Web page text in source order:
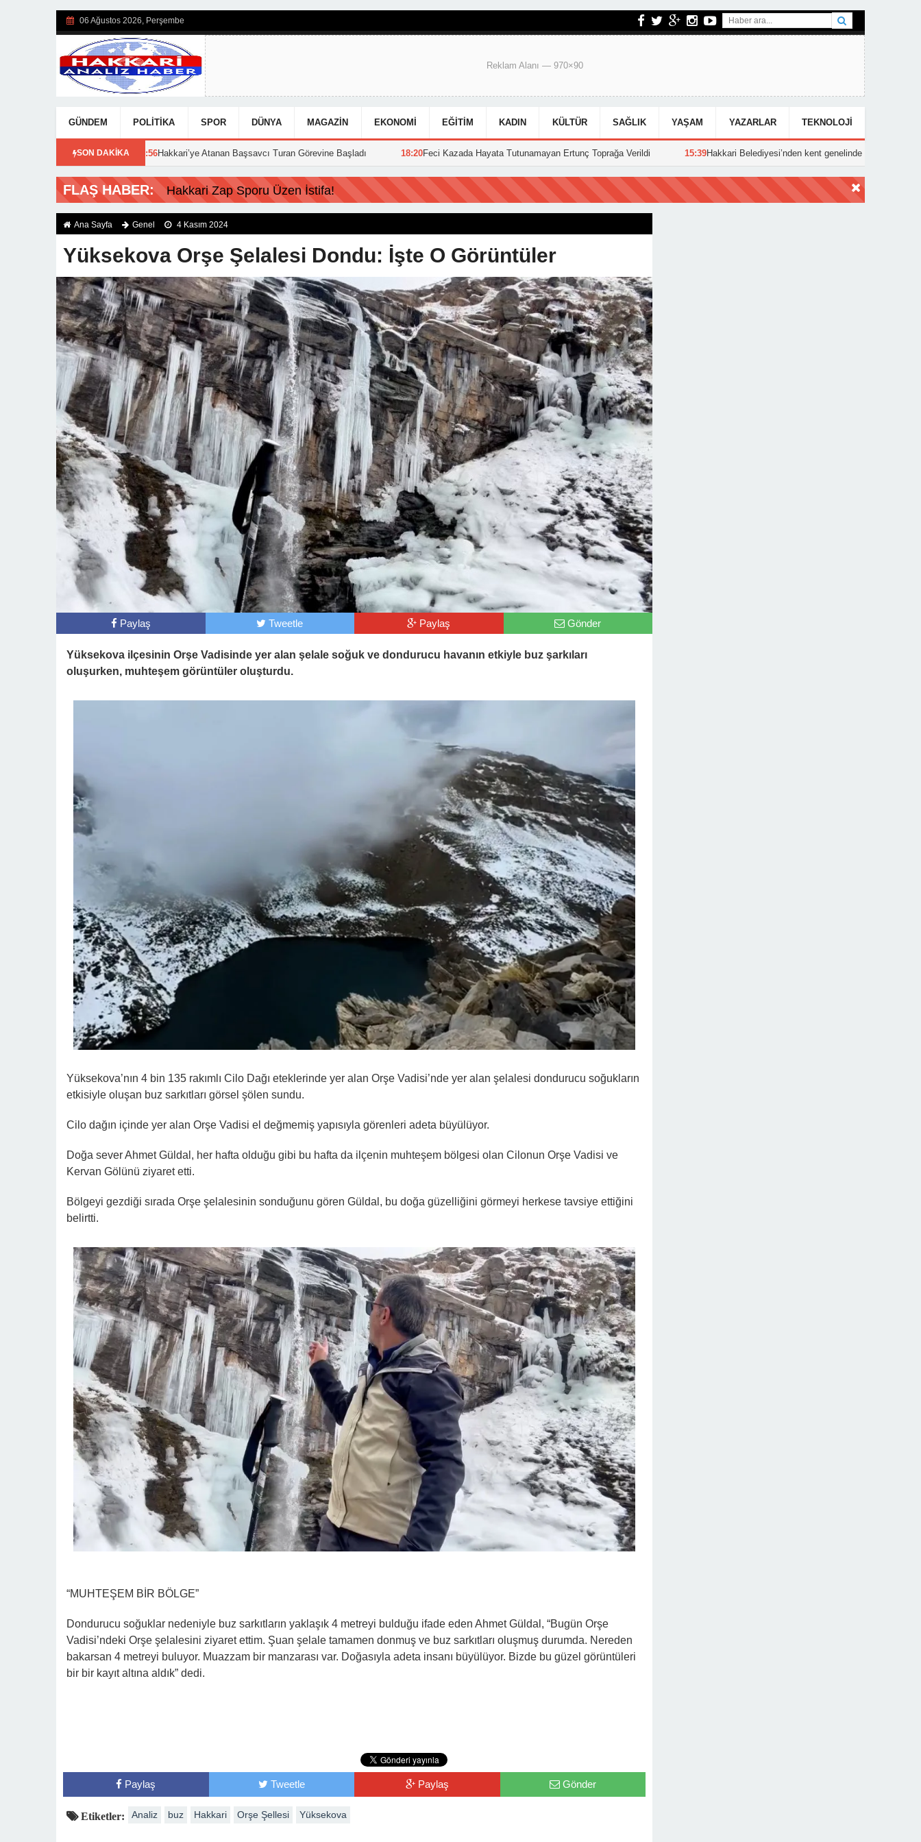
06 Ağustos 2026, Perşembe
Reklam Alanı — 970×90
GÜNDEM POLITIKA SPOR DÜNYA MAGAZIN EKONOMI EĞITIM KADIN KÜLTÜR SAĞLIK YAŞAM YAZARLAR TEKNOLOJI
SON DAKİKA
Hakkari’ye Atanan Başsavcı Turan Görevine Başladı 18:20Feci Kazada Hayata Tutunamayan Ertunç Toprağa Verildi 15:39Hakkari Belediyesi’nden kent genelinde yoğun asfalt mesaisi
FLAŞ HABER: Hakkari Zap Sporu Üzen İstifa!
Ana Sayfa Genel 4 Kasım 2024
Yüksekova Orşe Şelalesi Dondu: İşte O Görüntüler
Paylaş Tweetle Paylaş Gönder
Yüksekova ilçesinin Orşe Vadisinde yer alan şelale soğuk ve dondurucu havanın etkiyle buz şarkıları
oluşurken, muhteşem görüntüler oluşturdu.
Yüksekova’nın 4 bin 135 rakımlı Cilo Dağı eteklerinde yer alan Orşe Vadisi’nde yer alan şelalesi dondurucu soğukların
etkisiyle oluşan buz sarkıtları görsel şölen sundu.
Cilo dağın içinde yer alan Orşe Vadisi el değmemiş yapısıyla görenleri adeta büyülüyor.
Doğa sever Ahmet Güldal, her hafta olduğu gibi bu hafta da ilçenin muhteşem bölgesi olan Cilonun Orşe Vadisi ve
Kervan Gölünü ziyaret etti.
Bölgeyi gezdiği sırada Orşe şelalesinin sonduğunu gören Güldal, bu doğa güzelliğini görmeyi herkese tavsiye ettiğini
belirtti.
“MUHTEŞEM BİR BÖLGE”
Dondurucu soğuklar nedeniyle buz sarkıtların yaklaşık 4 metreyi bulduğu ifade eden Ahmet Güldal, “Bugün Orşe
Vadisi’ndeki Orşe şelalesini ziyaret ettim. Şuan şelale tamamen donmuş ve buz sarkıtları oluşmuş durumda. Nereden
bakarsan 4 metreyi buluyor. Muazzam bir manzarası var. Doğasıyla adeta insanı büyülüyor. Bizde bu güzel görüntüleri
bir bir kayıt altına aldık” dedi.
Paylaş Tweetle Paylaş Gönder
Etiketler: Analiz buz Hakkari Orşe Şellesi Yüksekova